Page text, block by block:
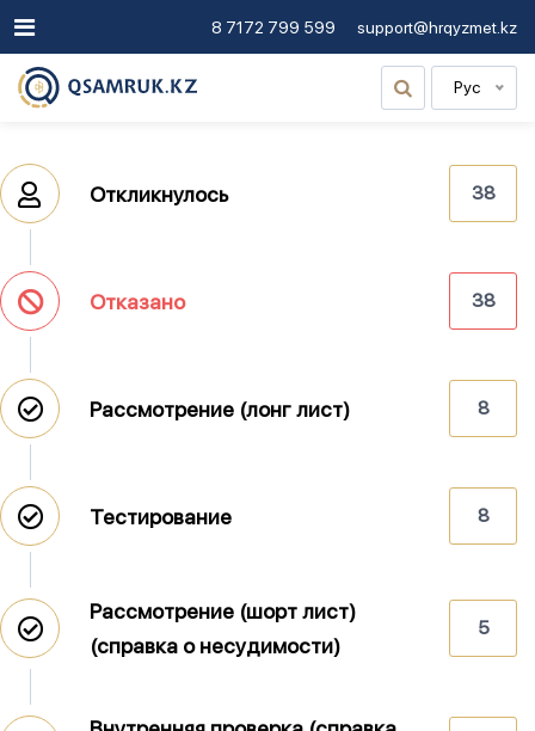
8 7172 799 599 support@hrqyzmet.kz
Рус
Откликнулось 38
Отказано 38
Рассмотрение (лонг лист) 8
Тестирование 8
Рассмотрение (шорт лист)
(справка о несудимости)
5